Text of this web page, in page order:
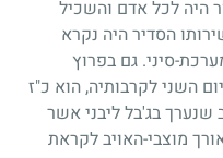
היה לכל אדם והשכיל
הסדיר היה נקרא
סיני. גם בפרוץ
השני לקרבותיה, הוא כ"ז
שנערך בג'בל ליבני אשר
מוצבי-האויב לקראת